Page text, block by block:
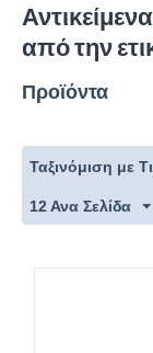
από την
Προϊόντα
Ταξινόμιση με
12 Ανα Σελίδα